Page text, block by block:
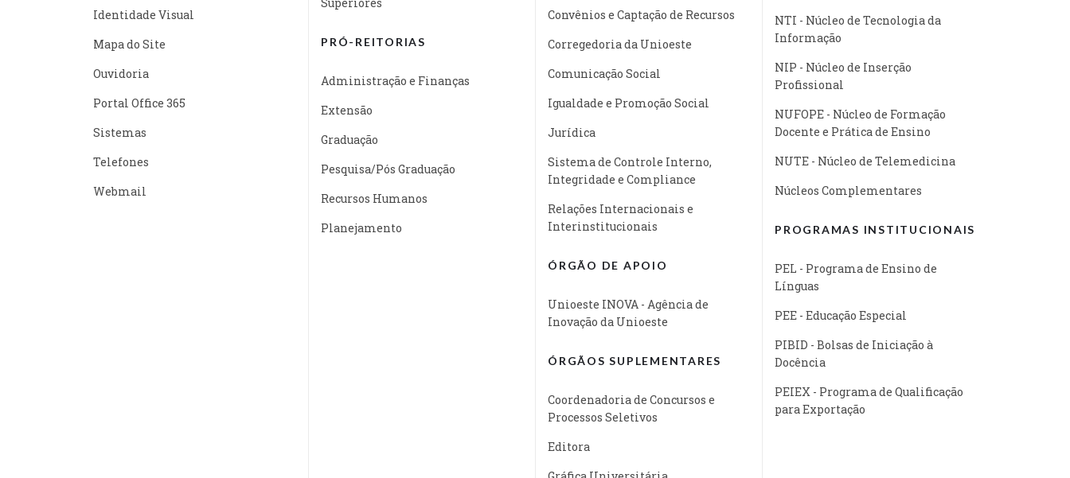
Identidade Visual
Mapa do Site
Ouvidoria
Portal Office 365
Sistemas
Telefones
Webmail
PRÓ-REITORIAS
Administração e Finanças
Extensão
Graduação
Pesquisa/Pós Graduação
Recursos Humanos
Planejamento
Convênios e Captação de Recursos
Corregedoria da Unioeste
Comunicação Social
Igualdade e Promoção Social
Jurídica
Sistema de Controle Interno,
Integridade e Compliance
Relações Internacionais e
Interinstitucionais
ÓRGÃO DE APOIO
Unioeste INOVA - Agência de
Inovação da Unioeste
ÓRGÃOS SUPLEMENTARES
Coordenadoria de Concursos e
Processos Seletivos
Editora
NTI - Núcleo de Tecnologia da
Informação
NIP - Núcleo de Inserção
Profissional
NUFOPE - Núcleo de Formação
Docente e Prática de Ensino
NUTE - Núcleo de Telemedicina
Núcleos Complementares
PROGRAMAS INSTITUCIONAIS
PEL - Programa de Ensino de
Línguas
PEE - Educação Especial
PIBID - Bolsas de Iniciação à
Docência
PEIEX - Programa de Qualificação
para Exportação